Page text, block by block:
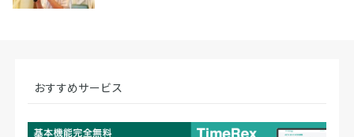
おすすめサービス